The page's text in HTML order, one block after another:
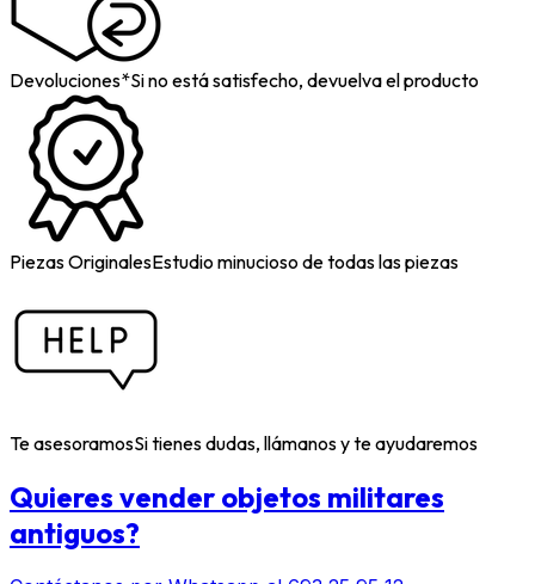
Devoluciones*Si no está satisfecho, devuelva el producto
Piezas OriginalesEstudio minucioso de todas las piezas
Te asesoramosSi tienes dudas, llámanos y te ayudaremos
Quieres vender objetos militares
antiguos?